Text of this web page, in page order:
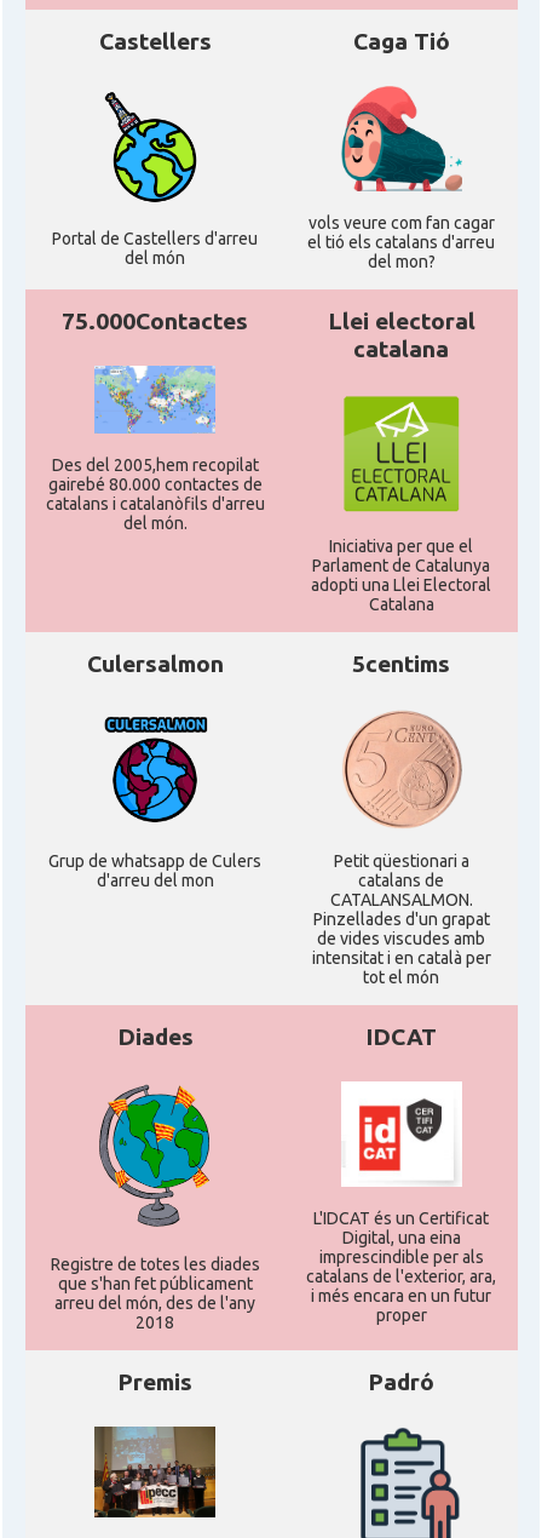
Castellers
Portal de Castellers d'arreu
del món
Caga Tió
vols veure com fan cagar
el tió els catalans d'arreu
del mon?
75.000Contactes
Des del 2005,hem recopilat
gairebé 80.000 contactes de
catalans i catalanòfils d'arreu
del món.
Llei electoral
catalana
Iniciativa per que el
Parlament de Catalunya
adopti una Llei Electoral
Catalana
Culersalmon
Grup de whatsapp de Culers
d'arreu del mon
5centims
Petit qüestionari a
catalans de
CATALANSALMON.
Pinzellades d'un grapat
de vides viscudes amb
intensitat i en català per
tot el món
Diades
Registre de totes les diades
que s'han fet públicament
arreu del món, des de l'any
2018
IDCAT
L'IDCAT és un Certificat
Digital, una eina
imprescindible per als
catalans de l'exterior, ara,
i més encara en un futur
proper
Premis Padró